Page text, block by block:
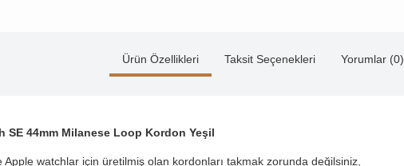
Ürün Özellikleri Taksit Seçenekleri Yorumlar (0)
SE 44mm Milanese Loop Kordon Yeşil
Apple watchlar için üretilmiş olan kordonları takmak zorunda değilsiniz,